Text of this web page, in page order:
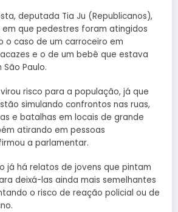
deputada Tia Ju (Republicanos),
que pedestres foram atingidos
o caso de um carroceiro em
e o de um bebê que estava
Paulo.
virou risco para a população, já que
simulando confrontos nas ruas,
e batalhas em locais de grande
atirando em pessoas
a parlamentar.
já há relatos de jovens que pintam
deixá-las ainda mais semelhantes
o risco de reação policial ou de